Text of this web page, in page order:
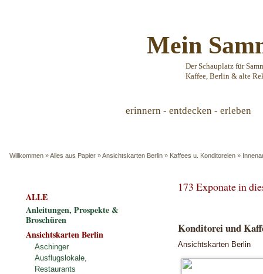
Mein
Der Schauplatz für
Kaffee, Berlin & alte
erinnern - entdecken - erleben
Willkommen »Alles aus Papier »Ansichtskarten Berlin » Kaffees u. Konditoreien »
173 Exponate in
Konditorei und
Ansichtskarten Berlin
ALLE
Anleitungen, Prospekte &
Broschüren
Ansichtskarten Berlin
Aschinger
Ausflugslokale,
Restaurants